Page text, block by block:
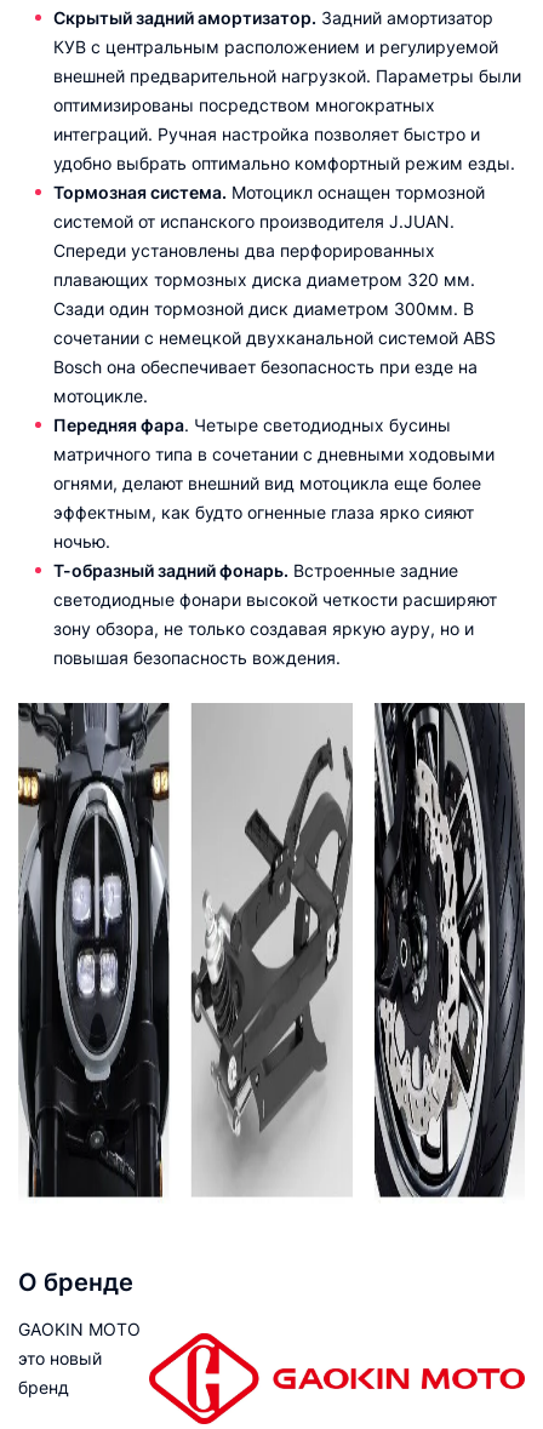
Скрытый задний амортизатор. Задний амортизатор
КУВ с центральным расположением и регулируемой
внешней предварительной нагрузкой. Параметры были
оптимизированы посредством многократных
интеграций. Ручная настройка позволяет быстро и
удобно выбрать оптимально комфортный режим езды.
Тормозная система. Мотоцикл оснащен тормозной
системой от испанского производителя J.JUAN.
Спереди установлены два перфорированных
плавающих тормозных диска диаметром 320 мм.
Сзади один тормозной диск диаметром 300мм. В
сочетании с немецкой двухканальной системой ABS
Bosch она обеспечивает безопасность при езде на
мотоцикле.
Передняя фара. Четыре светодиодных бусины
матричного типа в сочетании с дневными ходовыми
огнями, делают внешний вид мотоцикла еще более
эффектным, как будто огненные глаза ярко сияют
ночью.
Т-образный задний фонарь. Встроенные задние
светодиодные фонари высокой четкости расширяют
зону обзора, не только создавая яркую ауру, но и
повышая безопасность вождения.
О бренде
GAOKIN MOTO
это новый
бренд